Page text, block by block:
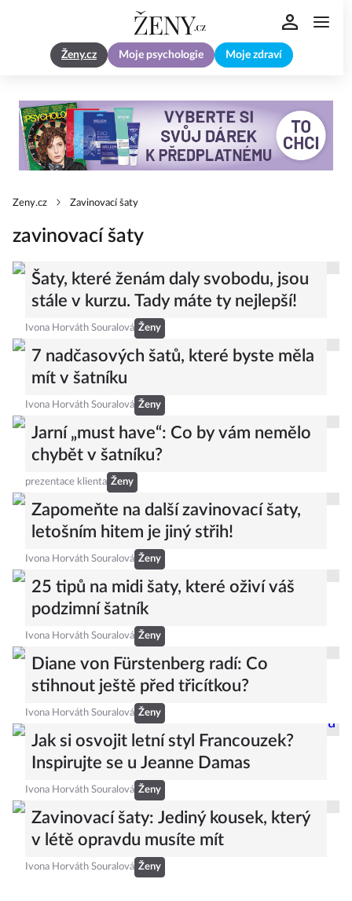
Ženy.cz Moje psychologie Moje zdraví
Zeny.cz Zavinovací šaty
zavinovací šaty
Šaty, které ženám daly svobodu, jsou
stále v kurzu. Tady máte ty nejlepší!
Ivona Horváth Souralová Ženy
7 nadčasových šatů, které byste měla
mít v šatníku
Ivona Horváth Souralová Ženy
Jarní „must have“: Co by vám nemělo
chybět v šatníku?
prezentace klienta Ženy
Zapomeňte na další zavinovací šaty,
letošním hitem je jiný střih!
Ivona Horváth Souralová Ženy
25 tipů na midi šaty, které oživí váš
podzimní šatník
Ivona Horváth Souralová Ženy
Diane von Fürstenberg radí: Co
stihnout ještě před třicítkou?
Ivona Horváth Souralová Ženy
Jak si osvojit letní styl Francouzek?
Inspirujte se u Jeanne Damas
Ivona Horváth Souralová Ženy
Zavinovací šaty: Jediný kousek, který
v létě opravdu musíte mít
Ivona Horváth Souralová Ženy